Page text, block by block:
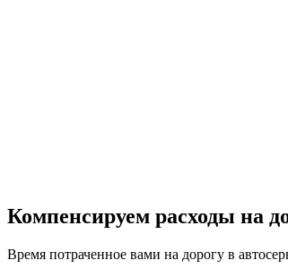
Компенсируем расходы на
Время потраченное вами на дорогу в